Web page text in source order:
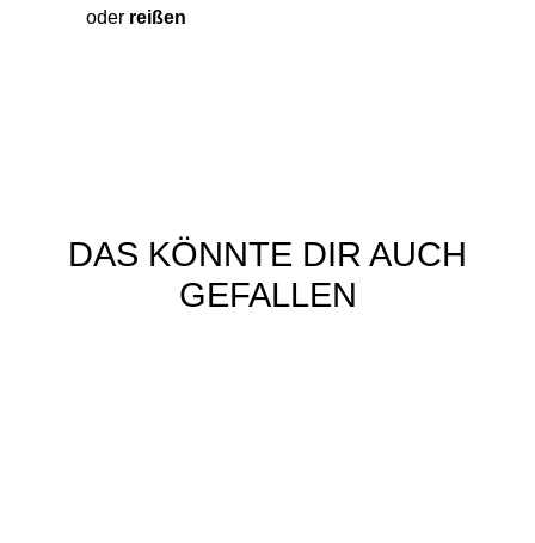
oder reißen
DAS KÖNNTE DIR AUCH
GEFALLEN